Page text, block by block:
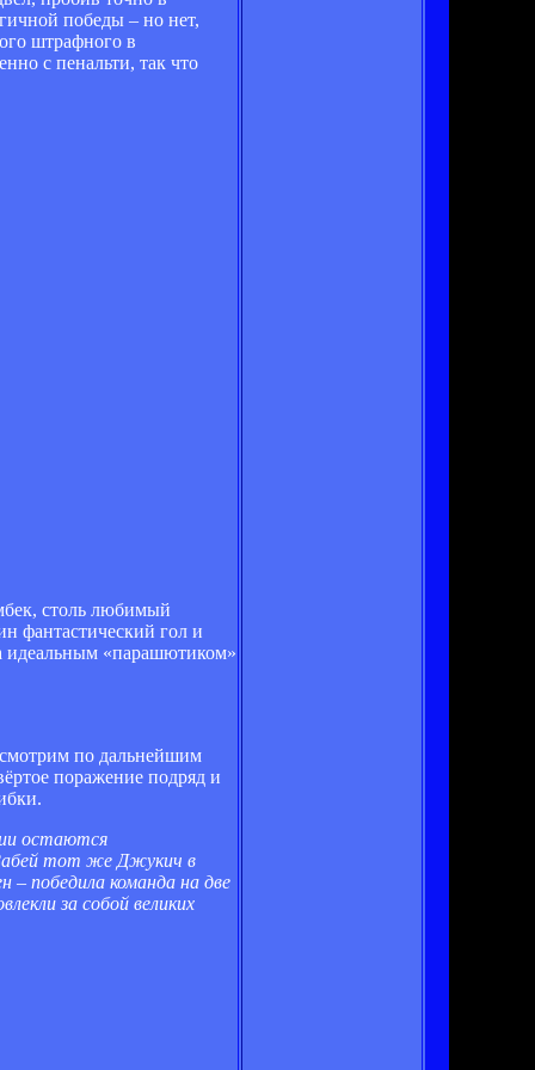
победы – но нет,
штрафного в
с пенальти, так что
столь любимый
фантастический гол и
идеальным «парашютиком»
по дальнейшим
поражение подряд и
остаются
тот же Джукич в
победила команда на две
за собой великих